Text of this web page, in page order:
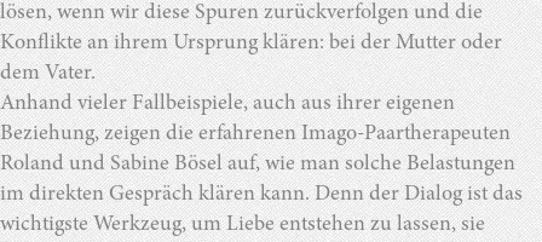
lösen, wenn wir diese Spuren zurückverfolgen und die
Konflikte an ihrem Ursprung klären: bei der Mutter oder
dem Vater.
Anhand vieler Fallbeispiele, auch aus ihrer eigenen
Beziehung, zeigen die erfahrenen Imago-Paartherapeuten
Roland und Sabine Bösel auf, wie man solche Belastungen
im direkten Gespräch klären kann. Denn der Dialog ist das
wichtigste Werkzeug, um Liebe entstehen zu lassen, sie